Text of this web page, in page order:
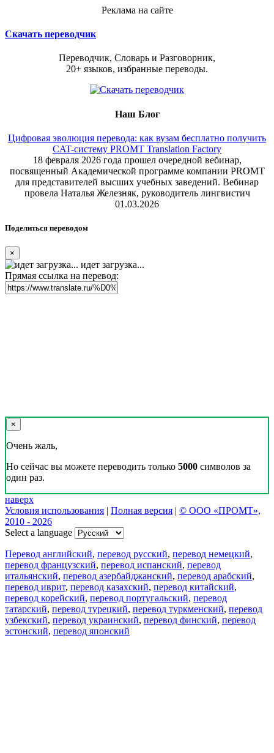
Реклама на сайте
Скачать переводчик
Переводчик, Словарь и Разговорник,
20+ языков, избранные переводы.
Наш Блог
Цифровая эволюция перевода: как вузам бесплатно получить
CAT-систему PROMT Translation Factory
18 февраля 2026 года прошел очередной вебинар,
посвященный Академической программе компании PROMT
для представителей высших учебных заведений. Вебинар
провела Наталья Железняк, руководитель лингвистич
01.03.2026
Поделиться переводом
×
идет загрузка...
Прямая ссылка на перевод:
×
Очень жаль,
Но сейчас вы можете переводить только 5000 символов за
один раз.
наверх
Условия использования | Полная версия | © ООО «ПРОМТ»,
2010 - 2026
Select a language
Перевод английский, перевод русский, перевод немецкий,
перевод французский, перевод испанский, перевод
итальянский, перевод азербайджанский, перевод арабский,
перевод иврит, перевод казахский, перевод китайский,
перевод корейский, перевод португальский, перевод
татарский, перевод турецкий, перевод туркменский, перевод
узбекский, перевод украинский, перевод финский, перевод
эстонский, перевод японский